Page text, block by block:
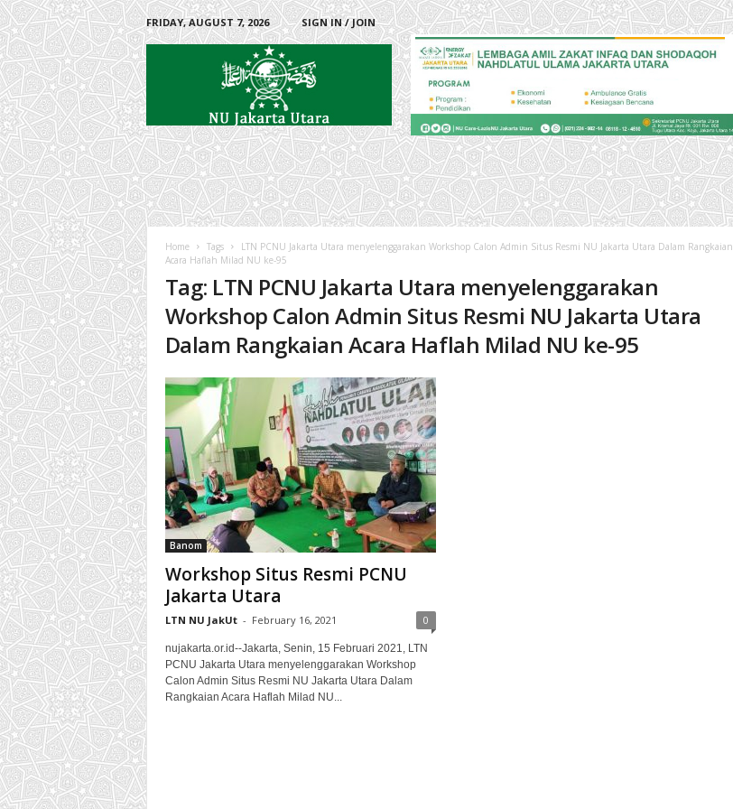
FRIDAY, AUGUST 7, 2026
SIGN IN / JOIN
P
e
n
g
u
r
u
s
C
a
a
n
g
N
a
h
d
l
a
t
u
l
U
l
a
m
a
(
P
C
N
U
)
a
k
a
r
t
a
Home Tags
LTN PCNU Jakarta Utara menyelenggarakan Workshop Calon Admin Situs Resmi NU Jakarta Utara Dalam Rangkaian
Acara Haflah Milad NU ke-95
Tag: LTN PCNU Jakarta Utara menyelenggarakan
Workshop Calon Admin Situs Resmi NU Jakarta Utara
Dalam Rangkaian Acara Haflah Milad NU ke-95
Banom
Workshop Situs Resmi PCNU
Jakarta Utara
LTN NU JakUt - February 16, 2021 0
nujakarta.or.id--Jakarta, Senin, 15 Februari 2021, LTN
PCNU Jakarta Utara menyelenggarakan Workshop
Calon Admin Situs Resmi NU Jakarta Utara Dalam
Rangkaian Acara Haflah Milad NU...